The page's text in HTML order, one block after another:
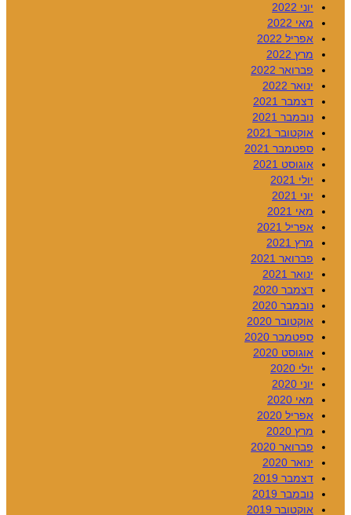
יוני 2022
מאי 2022
אפריל 2022
מרץ 2022
פברואר 2022
ינואר 2022
דצמבר 2021
נובמבר 2021
אוקטובר 2021
ספטמבר 2021
אוגוסט 2021
יולי 2021
יוני 2021
מאי 2021
אפריל 2021
מרץ 2021
פברואר 2021
ינואר 2021
דצמבר 2020
נובמבר 2020
אוקטובר 2020
ספטמבר 2020
אוגוסט 2020
יולי 2020
יוני 2020
מאי 2020
אפריל 2020
מרץ 2020
פברואר 2020
ינואר 2020
דצמבר 2019
נובמבר 2019
אוקטובר 2019